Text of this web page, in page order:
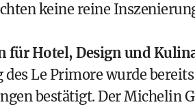
keine reine
für Hotel, Design und
Le Primore wurde
bestätigt. Der Michelin